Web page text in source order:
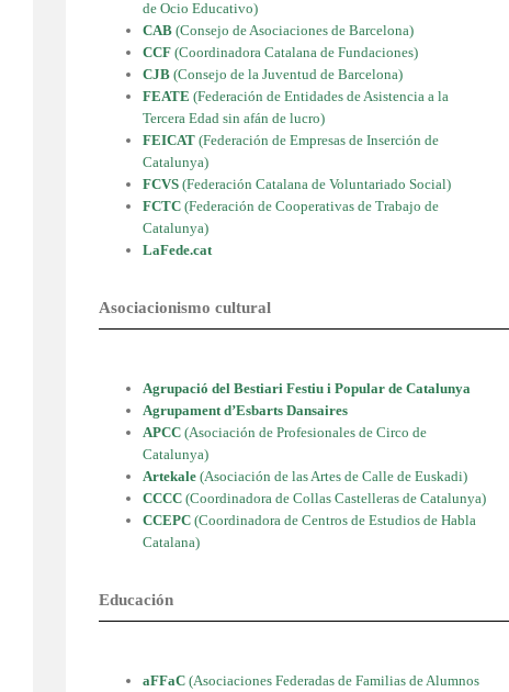
de Ocio Educativo)
CAB (Consejo de Asociaciones de Barcelona)
CCF (Coordinadora Catalana de Fundaciones)
CJB (Consejo de la Juventud de Barcelona)
FEATE (Federación de Entidades de Asistencia a la
Tercera Edad sin afán de lucro)
FEICAT (Federación de Empresas de Inserción de
Catalunya)
FCVS (Federación Catalana de Voluntariado Social)
FCTC (Federación de Cooperativas de Trabajo de
Catalunya)
LaFede.cat
Asociacionismo cultural
Agrupació del Bestiari Festiu i Popular de Catalunya
Agrupament d’Esbarts Dansaires
APCC (Asociación de Profesionales de Circo de
Catalunya)
Artekale (Asociación de las Artes de Calle de Euskadi)
CCCC (Coordinadora de Collas Castelleras de Catalunya)
CCEPC (Coordinadora de Centros de Estudios de Habla
Catalana)
Educación
aFFaC (Asociaciones Federadas de Familias de Alumnos